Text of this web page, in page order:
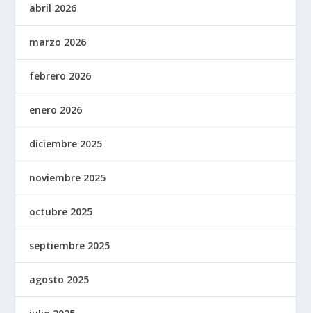
abril 2026
marzo 2026
febrero 2026
enero 2026
diciembre 2025
noviembre 2025
octubre 2025
septiembre 2025
agosto 2025